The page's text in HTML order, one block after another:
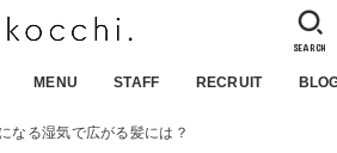
MENU STAFF RECRUIT
SEARCH
なる湿気で広がる髪には？